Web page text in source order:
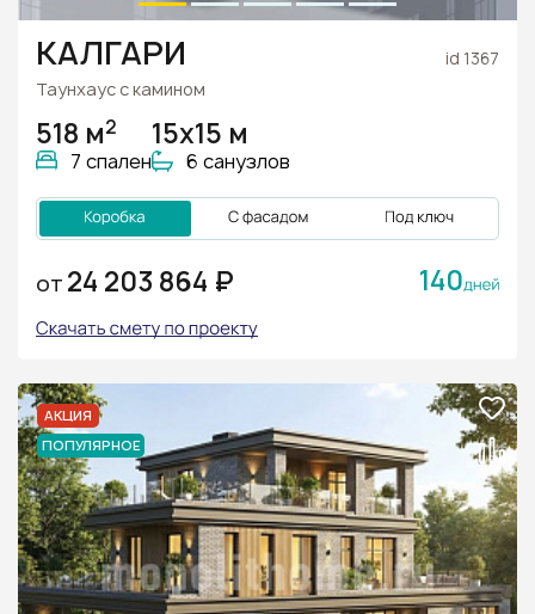
КАЛГАРИ id 1367
Таунхаус с камином
518 м2
7 спален
15х15 м
6 санузлов
ОТ 24 203 864 ₽ 140
АКЦИЯ
ПОПУЛЯРНОЕ